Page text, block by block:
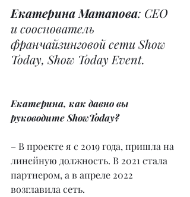
Екатерина Матапова: СЕО
и сооснователь
франчайзинговой сети Show
Today, Show Today Event.
Екатерина, как давно вы
руководите ShowToday?
– В проекте я с 2019 года, пришла на
линейную должность. В 2021 стала
партнером, а в апреле 2022
возглавила сеть.